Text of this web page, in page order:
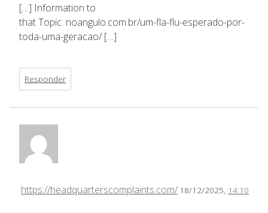
[…] Information to
that Topic: noangulo.com.br/um-fla-flu-esperado-por-
toda-uma-geracao/ […]
Responder
https://headquarterscomplaints.com/ 18/12/2025, 14:10